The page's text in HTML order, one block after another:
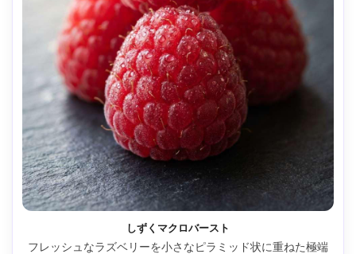
しずくマクロバースト
フレッシュなラズベリーを小さなピラミッド状に重ねた極端